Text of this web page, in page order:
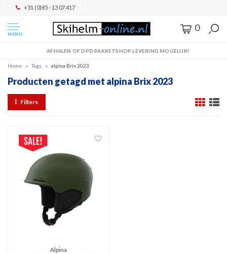
+31 (0)85 - 13 07 417
MENU
0
AFHALEN OF DPD PAKKETSHOP LEVERING MOGELIJK!
Home Tags alpina Brix 2023
Producten getagd met alpina Brix 2023
Filters
Alpina